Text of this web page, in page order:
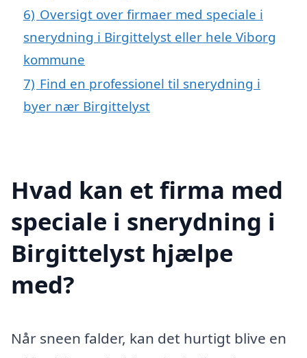
6) Oversigt over firmaer med speciale i
snerydning i Birgittelyst eller hele Viborg
kommune
7) Find en professionel til snerydning i
byer nær Birgittelyst
Hvad kan et firma med
speciale i snerydning i
Birgittelyst hjælpe
med?
Når sneen falder, kan det hurtigt blive en